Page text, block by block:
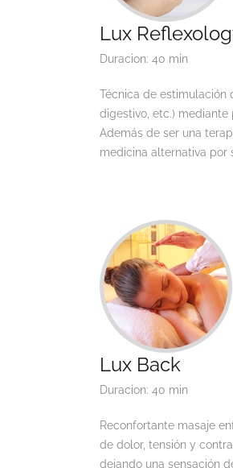
Lux
Duracion: 40 min
Técnica de estimulación
digestivo, etc.)
Además de ser una
medicina alternativa por
Lux Back
Duracion: 40 min
Reconfortante masaje
de dolor, tensión y
dejando una sensación